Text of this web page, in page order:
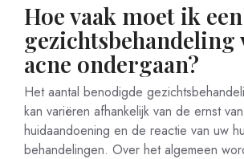
Hoe vaak moet ik een
gezichtsbehandeling
acne ondergaan?
Het aantal benodigde
kan variëren afhankelijk van de ernst
huidaandoening en de reactie van uw
behandelingen. Over het algemeen